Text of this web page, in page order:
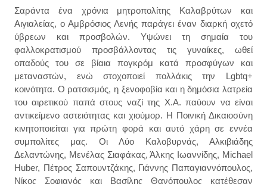
Σαράντα ένα χρόνια μητροπολίτης Καλαβρύτων και
Αιγιαλείας, ο Αμβρόσιος Λενής παράγει έναν διαρκή οχετό
ύβρεων και προσβολών. Υψώνει τη σημαία του
φαλλοκρατισμού προσβάλλοντας τις γυναίκες, ωθεί
οπαδούς του σε βίαια πογκρόμ κατά προσφύγων και
μεταναστών, ενώ στοχοποιεί πολλάκις την Lgbtq+
κοινότητα. Ο ρατσισμός, η ξενοφοβία και η δημόσια λατρεία
του αιρετικού παπά στους ναζί της X.A. παύουν να είναι
αντικείμενο αστειότητας και χιούμορ. Η Ποινική Δικαιοσύνη
κινητοποιείται για πρώτη φορά και αυτό χάρη σε εννέα
συμπολίτες μας. Οι Λύο Καλοβυρνάς, Αλκιβιάδης
Δελαντώνης, Μενέλας Σιαφάκας, Άλκης Ιωαννίδης, Michael
Huber, Πέτρος Σαπουντζάκης, Γιάννης Παπαγιαννόπουλος,
Νίκος Σοφιανός και Βασίλης Θανόπουλος κατέθεσαν